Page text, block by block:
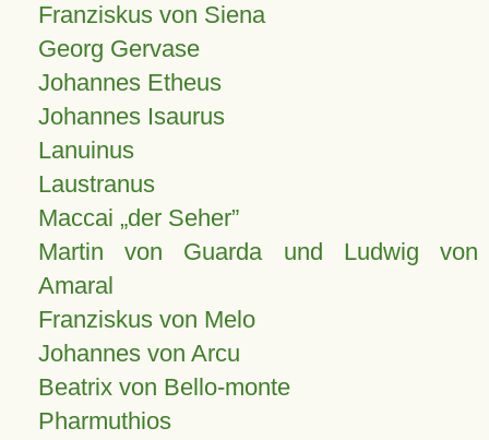
Franziskus von Siena
Georg Gervase
Johannes Etheus
Johannes Isaurus
Lanuinus
Laustranus
Maccai „der Seher”
Martin von Guarda und Ludwig von
Amaral
Franziskus von Melo
Johannes von Arcu
Beatrix von Bello-monte
Pharmuthios